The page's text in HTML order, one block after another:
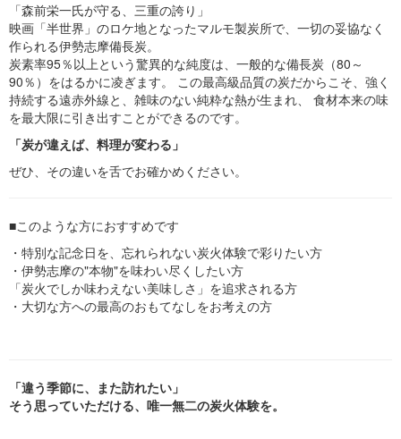
「森前栄一氏が守る、三重の誇り」
映画「半世界」のロケ地となったマルモ製炭所で、一切の妥協なく
作られる伊勢志摩備長炭。
炭素率95％以上という驚異的な純度は、一般的な備長炭（80～
90％）をはるかに凌ぎます。 この最高級品質の炭だからこそ、強く
持続する遠赤外線と、雑味のない純粋な熱が生まれ、 食材本来の味
を最大限に引き出すことができるのです。
「炭が違えば、料理が変わる」
ぜひ、その違いを舌でお確かめください。
■このような方におすすめです
・特別な記念日を、忘れられない炭火体験で彩りたい方
・伊勢志摩の"本物"を味わい尽くしたい方
「炭火でしか味わえない美味しさ」を追求される方
・大切な方への最高のおもてなしをお考えの方
「違う季節に、また訪れたい」
そう思っていただける、唯一無二の炭火体験を。